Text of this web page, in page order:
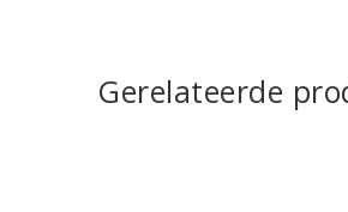
Gerelateerde